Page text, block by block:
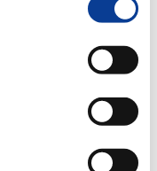
Doporučeno 484 ×